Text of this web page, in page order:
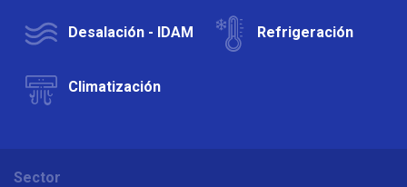
Desalación - IDAM Refrigeración
Climatización
Sector